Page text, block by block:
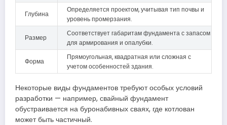
Глубина
Определяется проектом, учитывая тип почвы и
уровень промерзания.
Размер
Соответствует габаритам фундамента с запасом
для армирования и опалубки.
Форма
Прямоугольная, квадратная или сложная с
учетом особенностей здания.
Некоторые виды фундаментов требуют особых условий
разработки — например, свайный фундамент
обустраивается на буронабивных сваях, где котлован
может быть частичный.